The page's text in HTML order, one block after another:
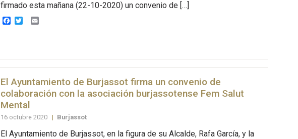
firmado esta mañana (22-10-2020) un convenio de […]
Facebook
TwitterEmail
El Ayuntamiento de Burjassot firma un convenio de
colaboración con la asociación burjassotense Fem Salut
Mental
16 octubre 2020 | Burjassot
El Ayuntamiento de Burjassot, en la figura de su Alcalde, Rafa García, y la